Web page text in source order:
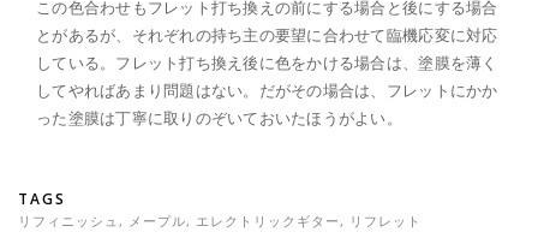
この色合わせもフレット打ち換えの前にする場合と後にする場合
とがあるが、それぞれの持ち主の要望に合わせて臨機応変に対応
している。フレット打ち換え後に色をかける場合は、塗膜を薄く
してやればあまり問題はない。だがその場合は、フレットにかか
った塗膜は丁寧に取りのぞいておいたほうがよい。
TAGS
リフィニッシュ , メープル, エレクトリックギター , リフレット